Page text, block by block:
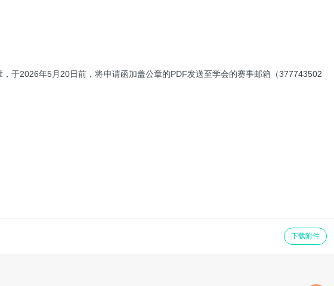
于2026年5月20日前，将申请函加盖公章的PDF发送至学会的赛事邮箱（377743502
下载附件